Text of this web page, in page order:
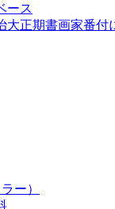
ース
大正期書画家番付
ー）